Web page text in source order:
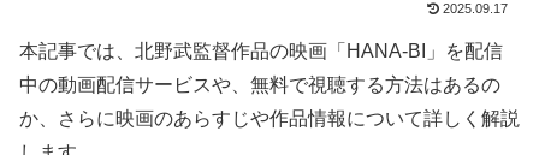
2025.09.17
本記事では、北野武監督作品の映画「HANA-BI」を配信
中の動画配信サービスや、無料で視聴する方法はあるの
か、さらに映画のあらすじや作品情報について詳しく解説